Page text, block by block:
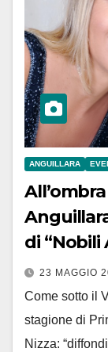
ANGUILLARA
di “Nobili
23 MAGGIO
Come sotto il
stagione di
Nizza: